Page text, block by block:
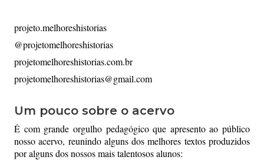
projeto.melhoreshistorias
@projetomelhoreshistorias
projetomelhoreshistorias.com.br
projetomelhoreshistorias@gmail.com
Um pouco sobre o acervo
É com grande orgulho pedagógico que apresento ao público
nosso acervo, reunindo alguns dos melhores textos produzidos
por alguns dos nossos mais talentosos alunos: